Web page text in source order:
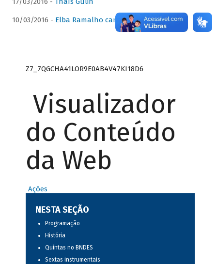
10/03/2016 - Elba Ramalho canta Dominguinhos
Z7_7QGCHA41LOR9E0AB4V47KI18D6
Visualizador
do Conteúdo
da Web
Ações
NESTA SEÇÃO
Programação
História
Quintas no BNDES
Sextas instrumentais